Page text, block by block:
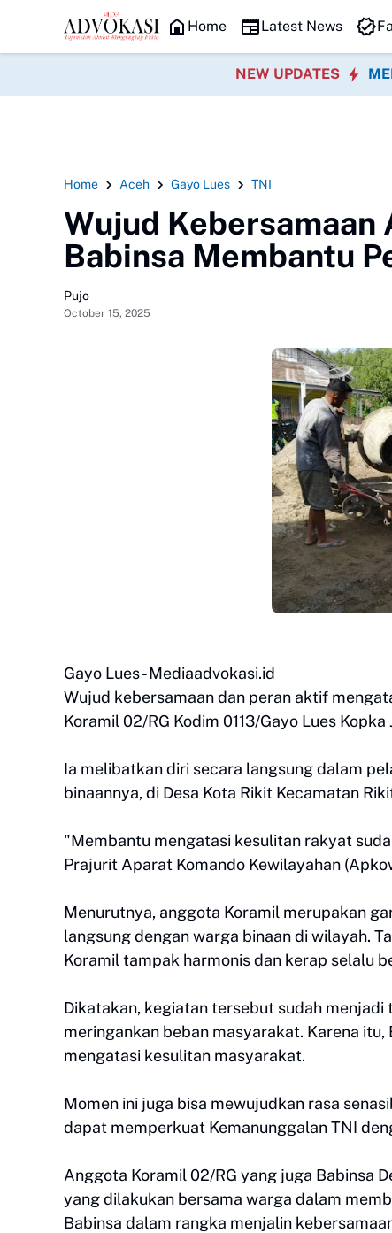
HEADLINE
Home Latest News
NEW UPDATES
Home Aceh Gayo Lues TNI
‎Wujud Kebersamaan
Babinsa Membantu
Pujo
October 15, 2025
Gayo Lues - Mediaadvokasi.id
‎Wujud kebersamaan dan peran aktif
Koramil 02/RG Kodim 0113/Gayo Lues Kopka
‎Ia melibatkan diri secara langsung dalam
binaannya, di Desa Kota Rikit Kecamatan
‎"Membantu mengatasi kesulitan rakyat
Prajurit Aparat Komando Kewilayahan
‎Menurutnya, anggota Koramil merupakan
langsung dengan warga binaan di wilayah.
Koramil tampak harmonis dan kerap selalu
‎Dikatakan, kegiatan tersebut sudah
meringankan beban masyarakat. Karena
mengatasi kesulitan masyarakat.
‎Momen ini juga bisa mewujudkan rasa
dapat memperkuat Kemanunggalan TNI
‎Anggota Koramil 02/RG yang juga Babinsa
yang dilakukan bersama warga dalam
Babinsa dalam rangka menjalin